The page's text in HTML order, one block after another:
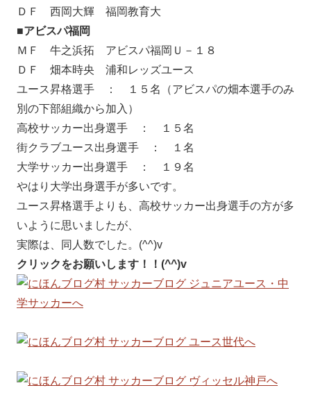
ＤＦ 西岡大輝 福岡教育大
■アビスパ福岡
ＭＦ 牛之浜拓 アビスパ福岡Ｕ－１８
ＤＦ 畑本時央 浦和レッズユース
ユース昇格選手 ： １５名（アビスパの畑本選手のみ
別の下部組織から加入）
高校サッカー出身選手 ： １５名
街クラブユース出身選手 ： １名
大学サッカー出身選手 ： １９名
やはり大学出身選手が多いです。
ユース昇格選手よりも、高校サッカー出身選手の方が多
いように思いましたが、
実際は、同人数でした。(^^)v
クリックをお願いします！！(^^)v